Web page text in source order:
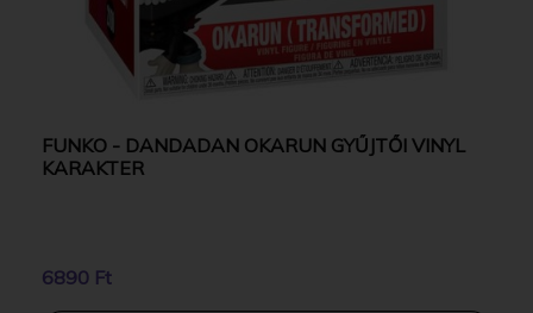
FUNKO - DANDADAN OKARUN GYŰJTŐI VINYL
KARAKTER
6890 Ft